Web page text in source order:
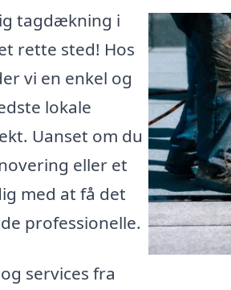
tagdækning i
rette sted! Hos
vi en enkel og
lokale
Uanset om du
eller et
med at få det
professionelle.
services fra